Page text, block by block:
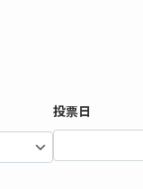
投票日